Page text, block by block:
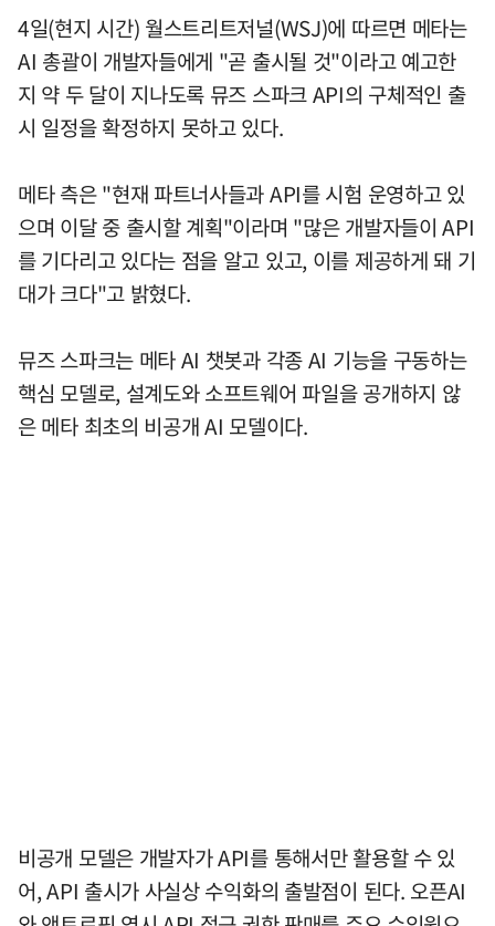
4일(현지 시간) 월스트리트저널(WSJ)에 따르면 메타는
AI 총괄이 개발자들에게 "곧 출시될 것"이라고 예고한
지 약 두 달이 지나도록 뮤즈 스파크 API의 구체적인 출
시 일정을 확정하지 못하고 있다.
메타 측은 "현재 파트너사들과 API를 시험 운영하고 있
으며 이달 중 출시할 계획"이라며 "많은 개발자들이 API
를 기다리고 있다는 점을 알고 있고, 이를 제공하게 돼 기
대가 크다"고 밝혔다.
뮤즈 스파크는 메타 AI 챗봇과 각종 AI 기능을 구동하는
핵심 모델로, 설계도와 소프트웨어 파일을 공개하지 않
은 메타 최초의 비공개 AI 모델이다.
비공개 모델은 개발자가 API를 통해서만 활용할 수 있
어, API 출시가 사실상 수익화의 출발점이 된다. 오픈AI